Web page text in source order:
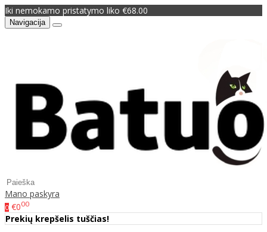
Iki nemokamo pristatymo liko €68.00
Navigacija
Mano paskyra
0 €000
Prekių krepšelis tuščias!